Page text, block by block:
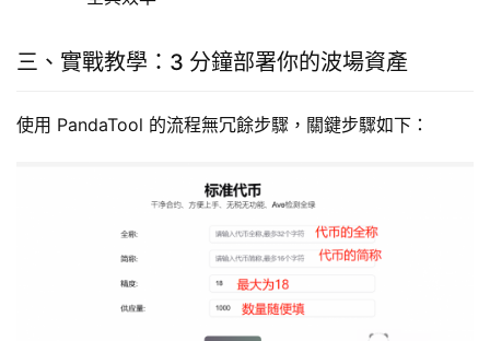
三、實戰教學：3 分鐘部署你的波場資產
使用 PandaTool 的流程無冗餘步驟，關鍵步驟如下：